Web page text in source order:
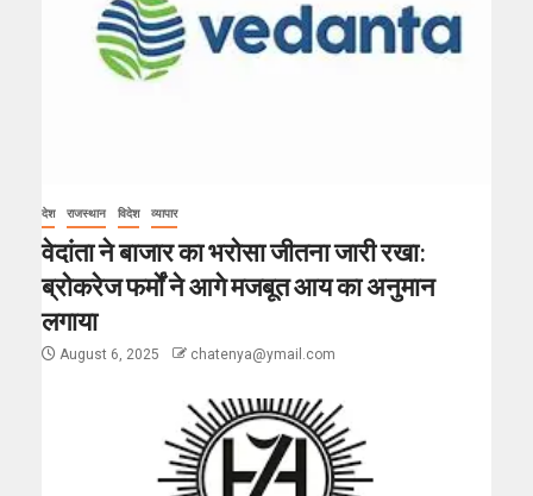
देश राजस्थान विदेश व्यापार
वेदांता ने बाजार का भरोसा जीतना जारी रखा:
ब्रोकरेज फर्मों ने आगे मजबूत आय का अनुमान
लगाया
August 6, 2025 chatenya@ymail.com